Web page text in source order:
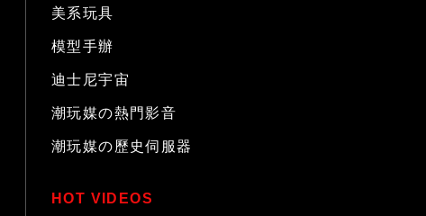
美系玩具
模型手辦
迪士尼宇宙
潮玩媒の熱門影音
潮玩媒の歷史伺服器
HOT VIDEOS